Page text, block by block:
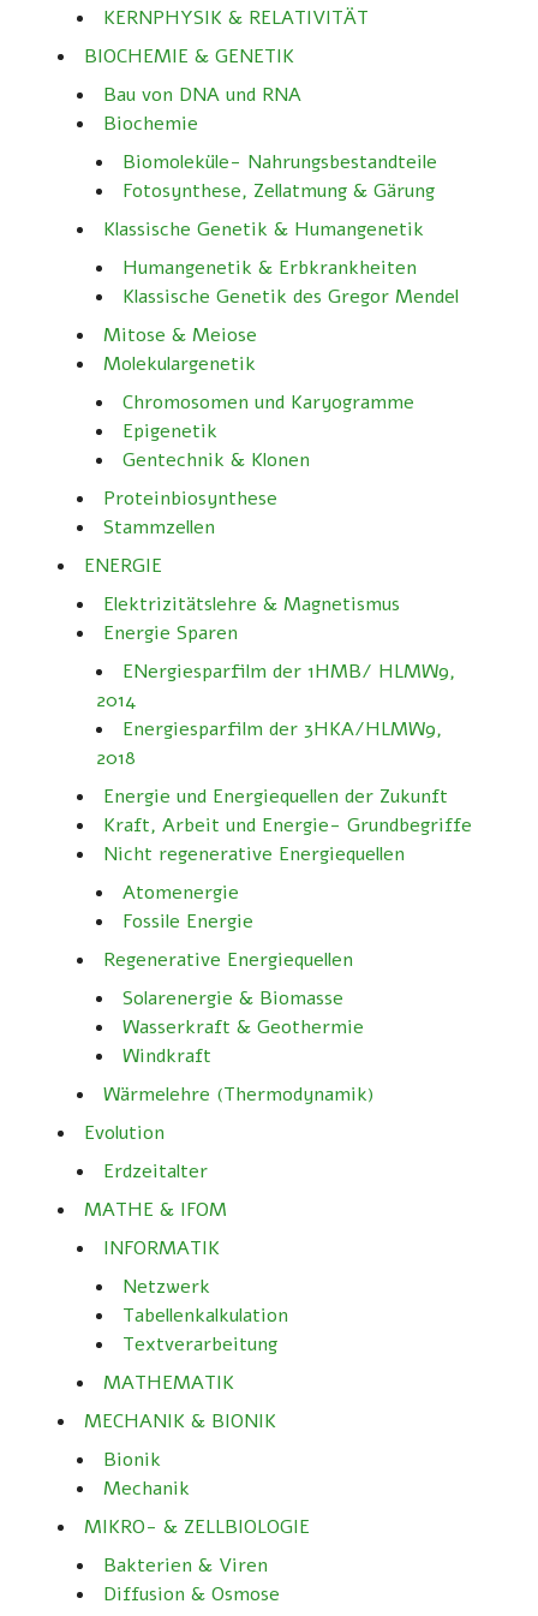
KERNPHYSIK & RELATIVITÄT
BIOCHEMIE & GENETIK
Bau von DNA und RNA
Biochemie
Biomoleküle- Nahrungsbestandteile
Fotosynthese, Zellatmung & Gärung
Klassische Genetik & Humangenetik
Humangenetik & Erbkrankheiten
Klassische Genetik des Gregor Mendel
Mitose & Meiose
Molekulargenetik
Chromosomen und Karyogramme
Epigenetik
Gentechnik & Klonen
Proteinbiosynthese
Stammzellen
ENERGIE
Elektrizitätslehre & Magnetismus
Energie Sparen
ENergiesparfilm der 1HMB/ HLMW9,
2014
Energiesparfilm der 3HKA/HLMW9,
2018
Energie und Energiequellen der Zukunft
Kraft, Arbeit und Energie- Grundbegriffe
Nicht regenerative Energiequellen
Atomenergie
Fossile Energie
Regenerative Energiequellen
Solarenergie & Biomasse
Wasserkraft & Geothermie
Windkraft
Wärmelehre (Thermodynamik)
Evolution
Erdzeitalter
MATHE & IFOM
INFORMATIK
Netzwerk
Tabellenkalkulation
Textverarbeitung
MATHEMATIK
MECHANIK & BIONIK
Bionik
Mechanik
MIKRO- & ZELLBIOLOGIE
Bakterien & Viren
Diffusion & Osmose